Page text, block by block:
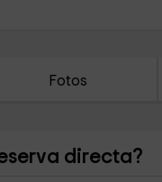
Fotos
directa?